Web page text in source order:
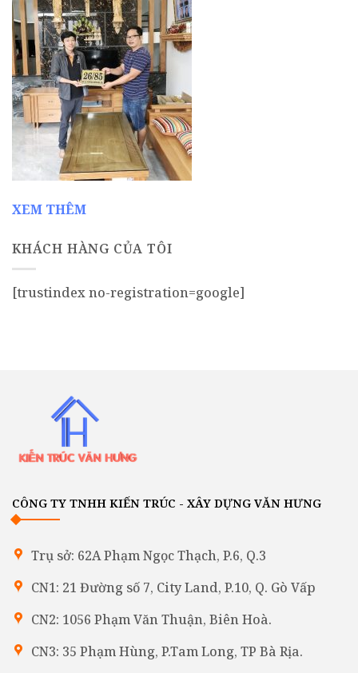
XEM THÊM
KHÁCH HÀNG CỦA TÔI
[trustindex no-registration=google]
CÔNG TY TNHH KIẾN TRÚC - XÂY DỰNG VĂN HƯNG
Trụ sở: 62A Phạm Ngọc Thạch, P.6, Q.3
CN1: 21 Đường số 7, City Land, P.10, Q. Gò Vấp
CN2: 1056 Phạm Văn Thuận, Biên Hoà.
CN3: 35 Phạm Hùng, P.Tam Long, TP Bà Rịa.